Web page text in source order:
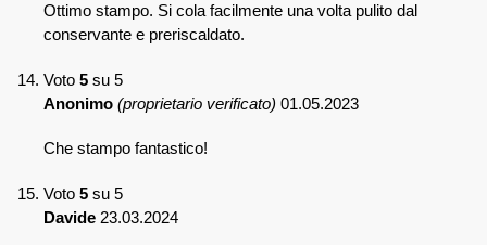
Ottimo stampo. Si cola facilmente una volta pulito dal
conservante e preriscaldato.
Voto 5 su 5
Anonimo (proprietario verificato) 01.05.2023
Che stampo fantastico!
Voto 5 su 5
Davide 23.03.2024